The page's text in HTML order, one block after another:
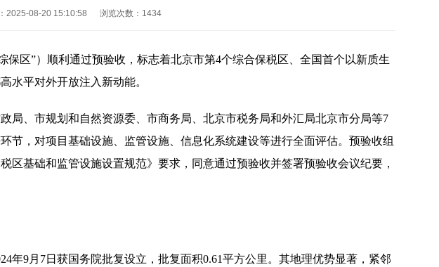
2025-08-20 15:10:58 浏览次数： 1434
区”）顺利通过预验收，标志着北京市第4个综合保税区、全国首个以新质生
水平对外开放注入新动能。
、市规划和自然资源委、市商务局、北京市税务局和外汇局北京市分局等7
节，对项目基础设施、监管设施、信息化系统建设等进行全面评估。预验收组
区基础和监管设施设置规范》要求，同意通过预验收并签署预验收会议纪要，
9月7日获国务院批复设立，批复面积0.61平方公里。其地理优势显著，紧邻